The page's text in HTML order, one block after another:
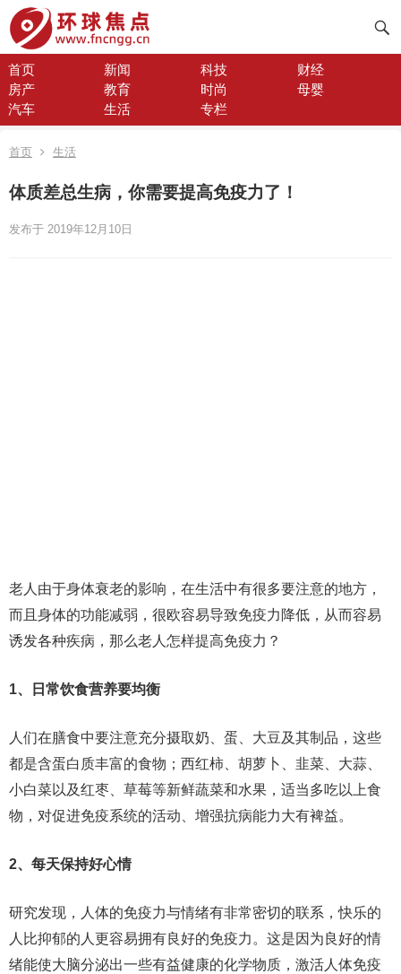
首页 新闻 科技
财经
房产
教育 时尚
母婴
汽车
生活 专栏
首页 生活
体质差总生病，你需要提高免疫力了！
发布于 2019年12月10日
老人由于身体衰老的影响，在生活中有很多要注意的地方，
而且身体的功能减弱，很欧容易导致免疫力降低，从而容易
诱发各种疾病，那么老人怎样提高免疫力？
1、日常饮食营养要均衡
人们在膳食中要注意充分摄取奶、蛋、大豆及其制品，这些
都是含蛋白质丰富的食物；西红柿、胡萝卜、韭菜、大蒜、
小白菜以及红枣、草莓等新鲜蔬菜和水果，适当多吃以上食
物，对促进免疫系统的活动、增强抗病能力大有裨益。
2、每天保持好心情
研究发现，人体的免疫力与情绪有非常密切的联系，快乐的
人比抑郁的人更容易拥有良好的免疫力。这是因为良好的情
绪能使大脑分泌出一些有益健康的化学物质，激活人体免疫